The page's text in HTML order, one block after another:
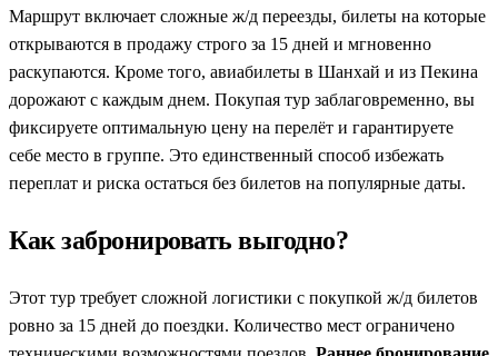
Маршрут включает сложные ж/д переезды, билеты на которые
открываются в продажу строго за 15 дней и мгновенно
раскупаются. Кроме того, авиабилеты в Шанхай и из Пекина
дорожают с каждым днем. Покупая тур заблаговременно, вы
фиксируете оптимальную цену на перелёт и гарантируете
себе место в группе. Это единственный способ избежать
переплат и риска остаться без билетов на популярные даты.
Как забронировать выгодно?
Этот тур требует сложной логистики с покупкой ж/д билетов
ровно за 15 дней до поездки. Количество мест ограничено